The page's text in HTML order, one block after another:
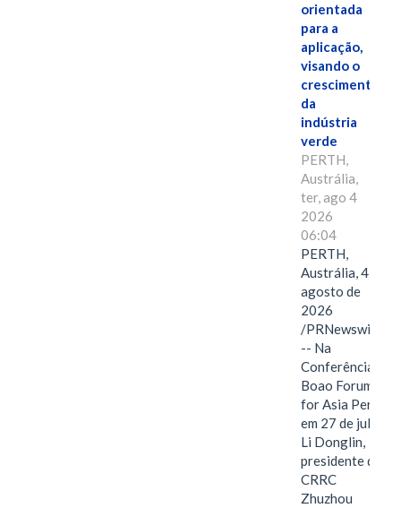
orientada
para a
aplicação,
visando o
crescimento
da
indústria
verde
PERTH,
Austrália,
ter, ago 4
2026
06:04
PERTH,
Austrália, 4 de
agosto de
2026
/PRNewswire/
-- Na
Conferência
Boao Forum
for Asia Perth,
em 27 de julho,
Li Donglin,
presidente do
CRRC
Zhuzhou